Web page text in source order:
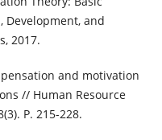
Development, and
2017.
and motivation
// Human Resource
P. 215-228.